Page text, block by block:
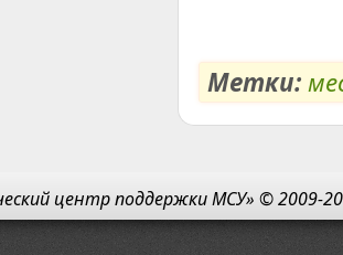
Метки:
центр поддержки МСУ» © 2009-